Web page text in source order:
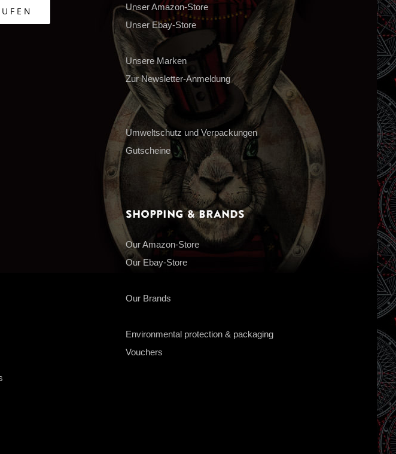
Unser Amazon-Store
Unser Ebay-Store
Unsere Marken
Zur Newsletter-Anmeldung
Umweltschutz und Verpackungen
Gutscheine
Shopping & Brands
Our Amazon-Store
Our Ebay-Store
Our Brands
Environmental protection & packaging
Vouchers